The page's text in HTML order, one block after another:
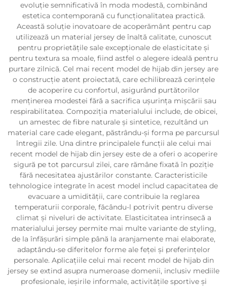
evoluție semnificativă în moda modestă, combinând
estetica contemporană cu funcționalitatea practică.
Această soluție inovatoare de acoperământ pentru cap
utilizează un material jersey de înaltă calitate, cunoscut
pentru proprietățile sale excepționale de elasticitate și
pentru textura sa moale, fiind astfel o alegere ideală pentru
purtare zilnică. Cel mai recent model de hijab din jersey are
o construcție atent proiectată, care echilibrează cerințele
de acoperire cu confortul, asigurând purtătorilor
menținerea modestei fără a sacrifica ușurința mișcării sau
respirabilitatea. Compoziția materialului include, de obicei,
un amestec de fibre naturale și sintetice, rezultând un
material care cade elegant, păstrându-și forma pe parcursul
întregii zile. Una dintre principalele funcții ale celui mai
recent model de hijab din jersey este de a oferi o acoperire
sigură pe tot parcursul zilei, care rămâne fixată în poziție
fără necesitatea ajustărilor constante. Caracteristicile
tehnologice integrate în acest model includ capacitatea de
evacuare a umidității, care contribuie la reglarea
temperaturii corporale, făcându-l potrivit pentru diverse
climat și niveluri de activitate. Elasticitatea intrinsecă a
materialului jersey permite mai multe variante de styling,
de la înfășurări simple până la aranjamente mai elaborate,
adaptându-se diferitelor forme ale feței și preferințelor
personale. Aplicațiile celui mai recent model de hijab din
jersey se extind asupra numeroase domenii, inclusiv mediile
profesionale, ieșirile informale, activitățile sportive și